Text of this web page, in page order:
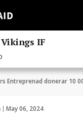
IF
Entreprenad donerar 10
May 06, 2024